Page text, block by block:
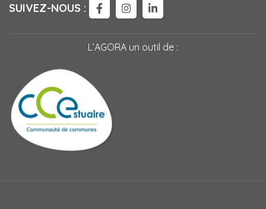
SUIVEZ-NOUS : LIEN VERS LE COMPTE
LIEN VERS LE COMPTE
LIEN VERS LE
L’AGORA un outil de :